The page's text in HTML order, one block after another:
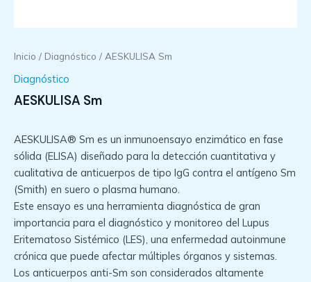
Inicio / Diagnóstico / AESKULISA Sm
Diagnóstico
AESKULISA Sm
AESKULISA® Sm es un inmunoensayo enzimático en fase
sólida (ELISA) diseñado para la detección cuantitativa y
cualitativa de anticuerpos de tipo IgG contra el antígeno Sm
(Smith) en suero o plasma humano.
Este ensayo es una herramienta diagnóstica de gran
importancia para el diagnóstico y monitoreo del Lupus
Eritematoso Sistémico (LES), una enfermedad autoinmune
crónica que puede afectar múltiples órganos y sistemas.
Los anticuerpos anti-Sm son considerados altamente